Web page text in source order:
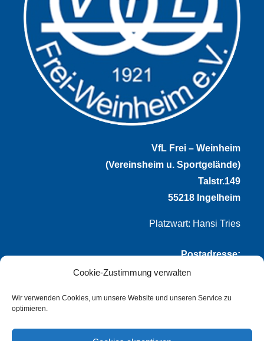
Cookie-Zustimmung verwalten
Wir verwenden Cookies, um unsere Website und unseren Service zu
optimieren.
VfL Frei – Weinheim
(Vereinsheim u. Sportgelände)
Talstr.149
55218 Ingelheim
Platzwart: Hansi Tries
Postadresse:
VfL Frei-Weinheim 1921 e.V.
Thomas Winternheimer
Talstr. 149